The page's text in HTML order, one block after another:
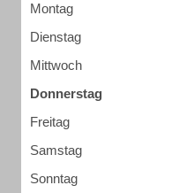
Montag
Dienstag
Mittwoch
Donnerstag
Freitag
Samstag
Sonntag